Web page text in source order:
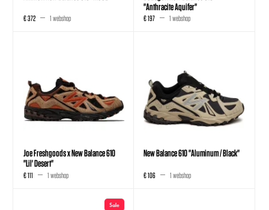
€ 372 1 webshop
"Anthracite Aquifer"
€ 197 1 webshop
Joe Freshgoods x New Balance 610
"Lil' Desert"
€ 111 1 webshop
New Balance 610 "Aluminum / Black"
€ 106 1 webshop
Sale